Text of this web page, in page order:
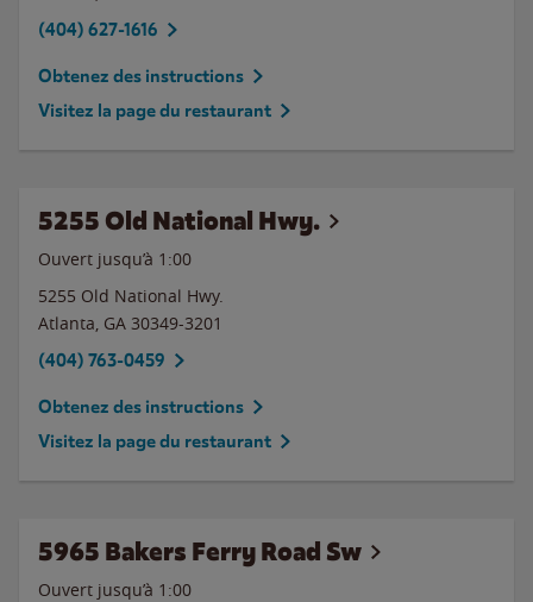
(404) 627-1616
Obtenez des instructions
Visitez la page du restaurant
5255 Old National Hwy.
Ouvert jusqu’à 1:00
5255 Old National Hwy.
Atlanta, GA 30349-3201
(404) 763-0459
Obtenez des instructions
Visitez la page du restaurant
5965 Bakers Ferry Road Sw
Ouvert jusqu’à 1:00